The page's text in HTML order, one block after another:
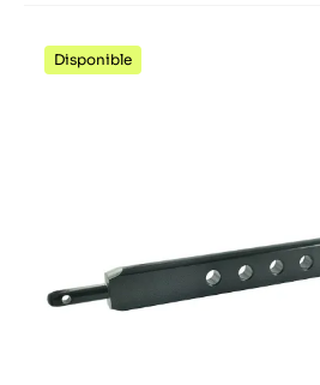
Disponible